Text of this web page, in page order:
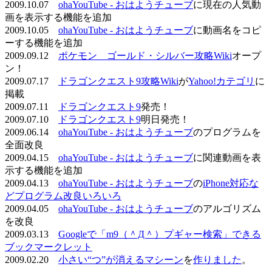
2009.10.07 ohaYouTube - おはようチューブに現在の人気動
画を表示する機能を追加
2009.10.05 ohaYouTube - おはようチューブに動画名をコピ
ーする機能を追加
2009.09.12 ポケモン ゴールド・シルバー攻略Wikiオープ
ン！
2009.07.17
ドラゴンクエスト9攻略WikiがYahoo!カテゴリ に
掲載
2009.07.11
ドラゴンクエスト9発売！
2009.07.10
ドラゴンクエスト9明日発売！
2009.06.14 ohaYouTube - おはようチューブのプログラムを
全面改良
2009.04.15 ohaYouTube - おはようチューブに関連動画を表
示する機能を追加
2009.04.13 ohaYouTube - おはようチューブのiPhone対応な
どプログラム改良いろいろ
2009.04.05 ohaYouTube - おはようチューブのアルゴリズム
を改良
2009.03.13 Googleで「m9（＾Д＾）プギャー検索」できる
ブックマークレット
2009.02.20 小さい“つ”が消えるマシーンを作りました 。